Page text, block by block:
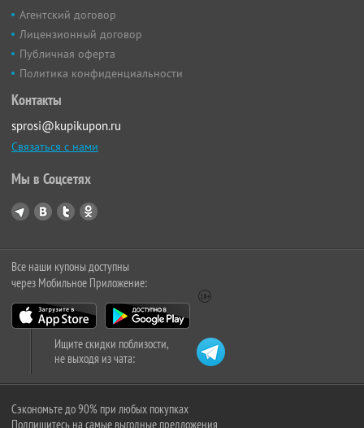
Агентский договор
Лицензионный договор
Публичная оферта
Политика конфиденциальности
Контакты
sprosi@kupikupon.ru
Связаться с нами
Мы в Соцсетях
Все наши купоны доступны
через Мобильное Приложение:
Ищите скидки поблизости,
не выходя из чата:
Сэкономьте до 90% при любых покупках
Подпишитесь на самые выгодные предложения